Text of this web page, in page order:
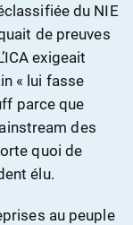
du NIE
de preuves
exigeait
« lui fasse
parce que
des
quoi de
élu.
au peuple